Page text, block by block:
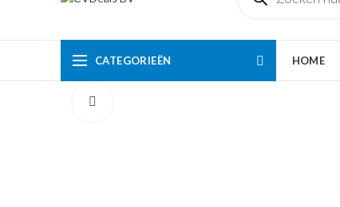
CATEGORIEËN HOME